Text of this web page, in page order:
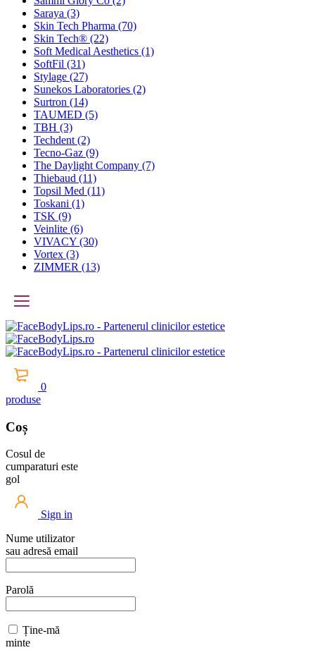
Saraya (3)
Skin Tech Pharma (70)
Skin Tech® (22)
Soft Medical Aesthetics (1)
SoftFil (31)
Stylage (27)
Sunekos Laboratories (2)
Surtron (14)
TAUMED (5)
TBH (3)
Techdent (2)
Tecno-Gaz (9)
The Daylight Company (7)
Thiebaud (11)
Topsil Med (11)
Toskani (1)
TSK (9)
Veinlite (6)
VIVACY (30)
Vortex (3)
ZIMMER (13)
0
produse
Coș
Cosul de
cumparaturi este
gol
Sign in
Nume utilizator
sau adresă email
Parolă
Ține-mă
minte